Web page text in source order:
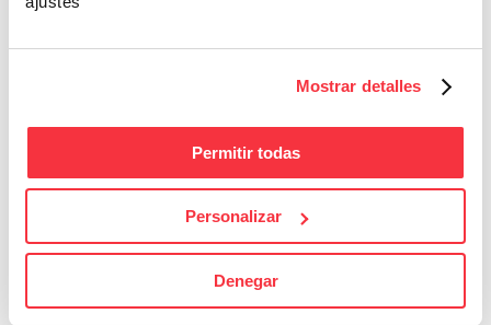
Mostrar detalles
Permitir todas
Personalizar
Denegar
de toi, qui le fera ?
Bons Plans